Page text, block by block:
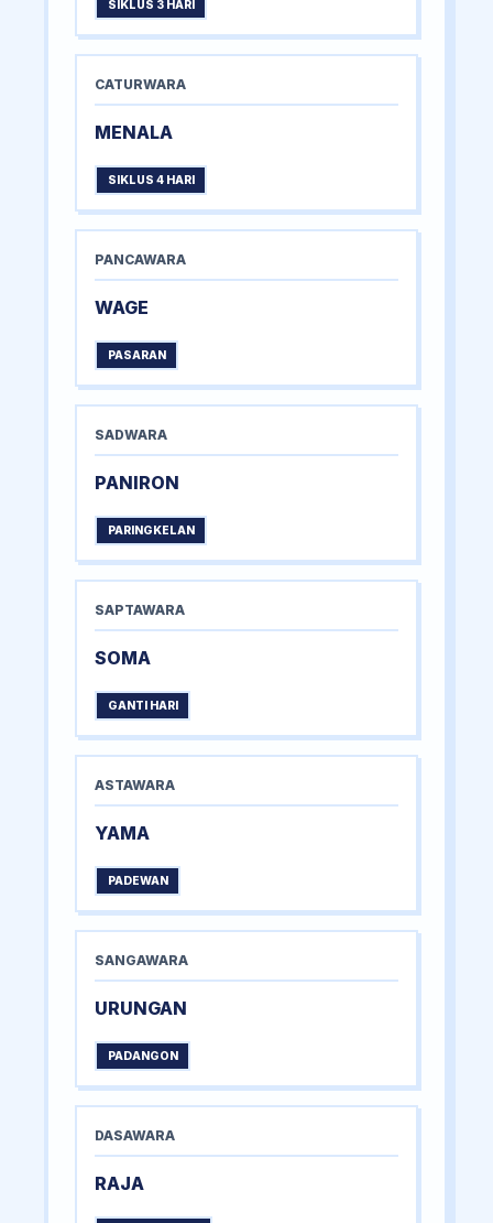
SIKLUS 3 HARI
CATURWARA
MENALA
SIKLUS 4 HARI
PANCAWARA
WAGE
PASARAN
SADWARA
PANIRON
PARINGKELAN
SAPTAWARA
SOMA
GANTI HARI
ASTAWARA
YAMA
PADEWAN
SANGAWARA
URUNGAN
PADANGON
DASAWARA
RAJA